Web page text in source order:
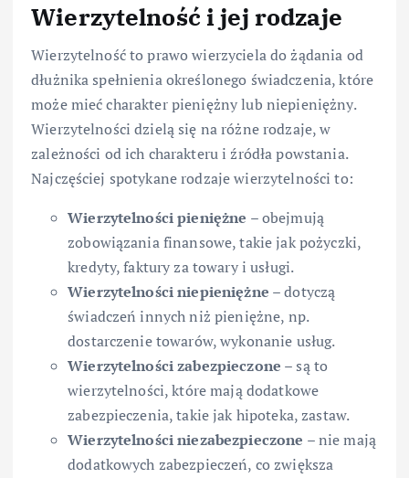
Wierzytelność i jej rodzaje
Wierzytelność to prawo wierzyciela do żądania od
dłużnika spełnienia określonego świadczenia, które
może mieć charakter pieniężny lub niepieniężny.
Wierzytelności dzielą się na różne rodzaje, w
zależności od ich charakteru i źródła powstania.
Najczęściej spotykane rodzaje wierzytelności to:
Wierzytelności pieniężne – obejmują
zobowiązania finansowe, takie jak pożyczki,
kredyty, faktury za towary i usługi.
Wierzytelności niepieniężne – dotyczą
świadczeń innych niż pieniężne, np.
dostarczenie towarów, wykonanie usług.
Wierzytelności zabezpieczone – są to
wierzytelności, które mają dodatkowe
zabezpieczenia, takie jak hipoteka, zastaw.
Wierzytelności niezabezpieczone – nie mają
dodatkowych zabezpieczeń, co zwiększa